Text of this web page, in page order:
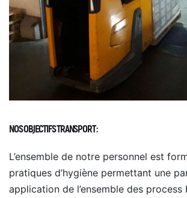
NOS OBJECTIFS TRANSPORT :
L’ensemble de notre personnel est
pratiques d’hygiène permettant une
application de l’ensemble des process